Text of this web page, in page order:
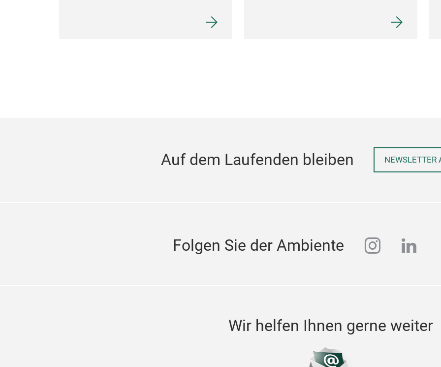
Auf dem Laufenden bleiben NEWSLETTER
Folgen Sie der Ambiente
Wir helfen Ihnen gerne weiter